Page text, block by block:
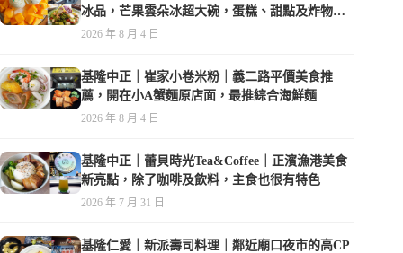
冰品，芒果雲朵冰超大碗，蛋糕、甜點及炸物都
在水準之上
2026 年 8 月 4 日
基隆中正｜崔家小卷米粉｜義二路平價美食推
薦，開在小A蟹麵原店面，最推綜合海鮮麵
2026 年 8 月 4 日
基隆中正｜蕾貝時光Tea&Coffee｜正濱漁港美食
新亮點，除了咖啡及飲料，主食也很有特色
2026 年 7 月 31 日
基隆仁愛｜新派壽司料理｜鄰近廟口夜市的高CP